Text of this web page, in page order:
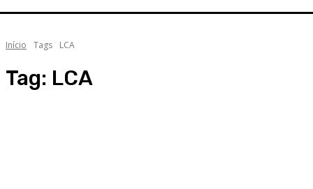
Início Tags LCA
Tag: LCA